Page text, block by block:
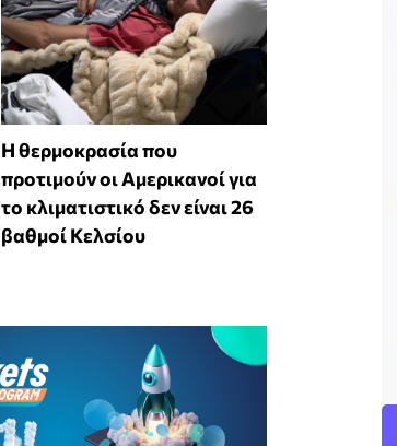
Η θερμοκρασία που
προτιμούν οι Αμερικανοί για
το κλιματιστικό δεν είναι 26
βαθμοί Κελσίου